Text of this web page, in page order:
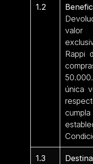
1.2
Rappi
única
1.3